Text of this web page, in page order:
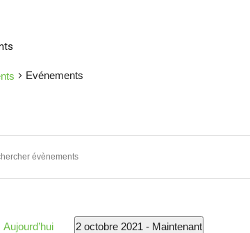
Evénements
Aujourd’hui 2 octobre 2021 - Maintenant